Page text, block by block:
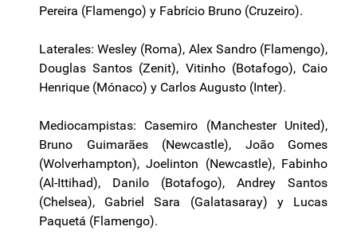
Pereira (Flamengo) y Fabrício Bruno (Cruzeiro).
Laterales: Wesley (Roma), Alex Sandro (Flamengo),
Douglas Santos (Zenit), Vitinho (Botafogo), Caio
Henrique (Mónaco) y Carlos Augusto (Inter).
Mediocampistas: Casemiro (Manchester United),
Bruno Guimarães (Newcastle), João Gomes
(Wolverhampton), Joelinton (Newcastle), Fabinho
(Al-Ittihad), Danilo (Botafogo), Andrey Santos
(Chelsea), Gabriel Sara (Galatasaray) y Lucas
Paquetá (Flamengo).